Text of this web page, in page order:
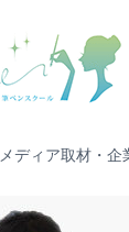
メディア取材・